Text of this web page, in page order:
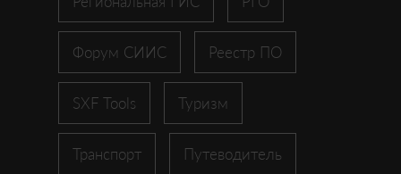
Форум СИИС Реестр ПО
SXF Tools Туризм
Транспорт Путеводитель